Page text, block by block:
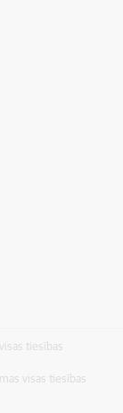
tiesības
visas tiesības